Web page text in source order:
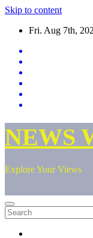
Skip to content
Fri. Aug 7th,
NEWS
Explore Your Views